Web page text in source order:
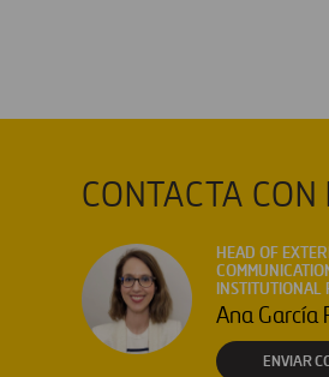
CONTACTA CON
HEAD OF
INSTITUTIONAL
Ana García
ENVIAR